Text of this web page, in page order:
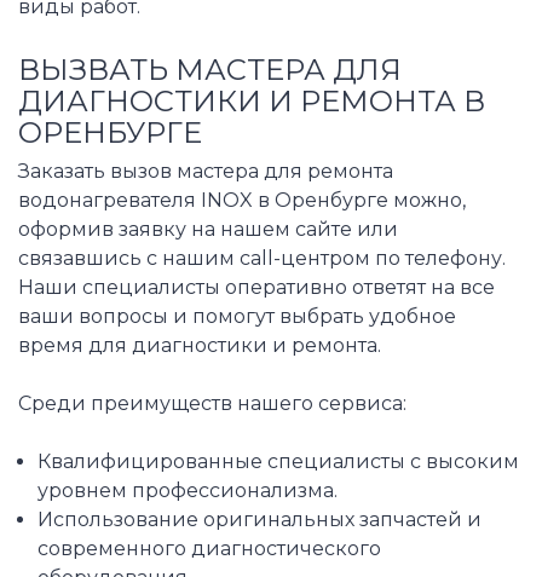
виды работ.
ВЫЗВАТЬ МАСТЕРА ДЛЯ
ДИАГНОСТИКИ И РЕМОНТА В
ОРЕНБУРГЕ
Заказать вызов мастера для ремонта
водонагревателя INOX в Оренбурге можно,
оформив заявку на нашем сайте или
связавшись с нашим call-центром по телефону.
Наши специалисты оперативно ответят на все
ваши вопросы и помогут выбрать удобное
время для диагностики и ремонта.
Среди преимуществ нашего сервиса:
Квалифицированные специалисты с высоким
уровнем профессионализма.
Использование оригинальных запчастей и
современного диагностического